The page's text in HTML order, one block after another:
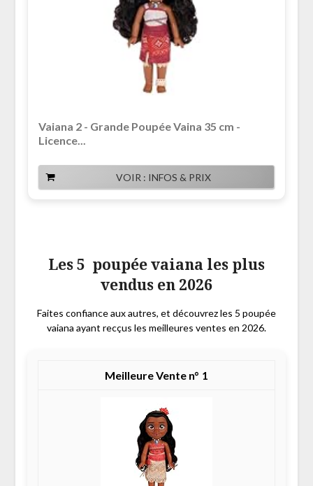
Vaiana 2 - Grande Poupée Vaina 35 cm -
Licence...
VOIR : INFOS & PRIX
Les 5 poupée vaiana les plus
vendus en 2026
Faites confiance aux autres, et découvrez les 5 poupée
vaiana ayant recçus les meilleures ventes en 2026.
1